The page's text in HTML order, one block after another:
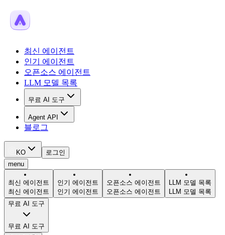
최신 에이전트
인기 에이전트
오픈소스 에이전트
LLM 모델 목록
무료 AI 도구
Agent API
블로그
KO
로그인
menu
최신 에이전트
최신 에이전트
인기 에이전트
인기 에이전트
오픈소스 에이전트
오픈소스 에이전트
LLM 모델 목록
LLM 모델 목록
무료 AI 도구
무료 AI 도구